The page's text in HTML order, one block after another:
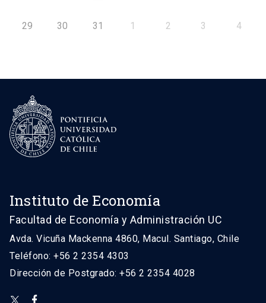
29 30 31 1 2 3 4
Instituto de Economía
Facultad de Economía y Administración UC
Avda. Vicuña Mackenna 4860, Macul. Santiago, Chile
Teléfono: +56 2 2354 4303
Dirección de Postgrado: +56 2 2354 4028